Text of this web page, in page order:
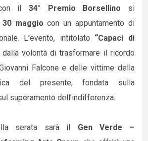
con il 34° Premio Borsellino si
30 maggio con un appuntamento di
L’evento, intitolato “Capaci di
dalla volontà di trasformare il ricordo
Falcone e delle vittime della
del presente, fondata sulla
superamento dell’indifferenza.
serata sarà il Gen Verde –